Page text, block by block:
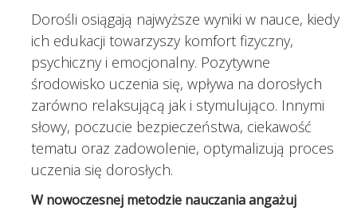
Dorośli osiągają najwyższe wyniki w nauce, kiedy
ich edukacji towarzyszy komfort fizyczny,
psychiczny i emocjonalny. Pozytywne
środowisko uczenia się, wpływa na dorosłych
zarówno relaksującą jak i stymulująco. Innymi
słowy, poczucie bezpieczeństwa, ciekawość
tematu oraz zadowolenie, optymalizują proces
uczenia się dorosłych.
W nowoczesnej metodzie nauczania angażuj